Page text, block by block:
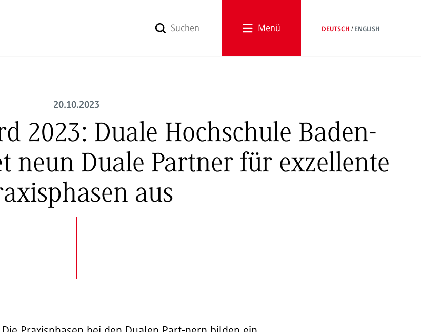
Menü DEUTSCH ENGLISH
20.10.2023
2023: Duale Hochschule Baden-
neun Duale Partner für exzellente
aus